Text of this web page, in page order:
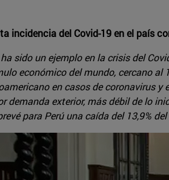
incidencia del Covid-19 en el país
sido un ejemplo en la crisis del
económico del mundo, cercano al
en casos de coronavirus y
demanda exterior, más débil de lo
para Perú una caída del 13,9%